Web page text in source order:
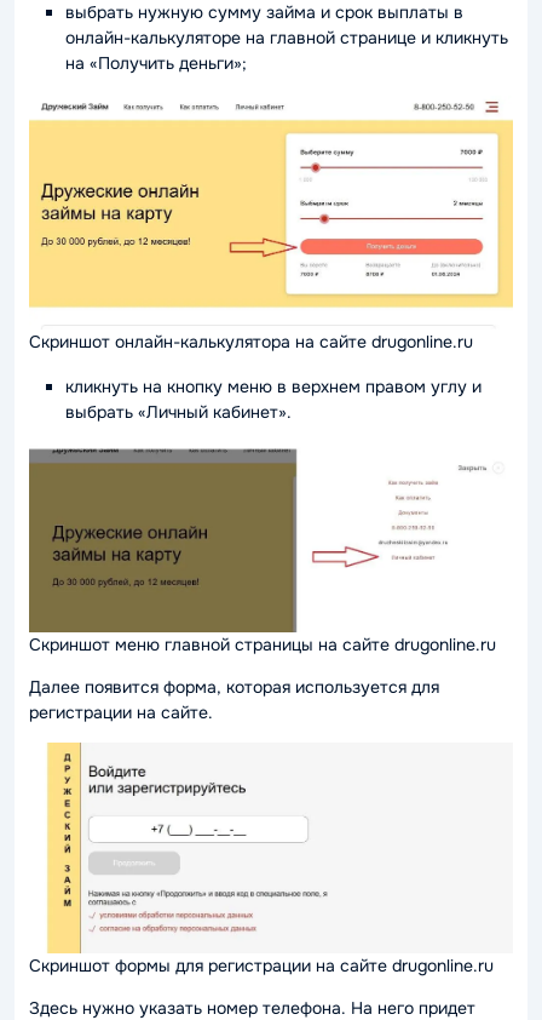
выбрать нужную сумму займа и срок выплаты в
онлайн-калькуляторе на главной странице и кликнуть
на «Получить деньги»;
Скриншот онлайн-калькулятора на сайте drugonline.ru
кликнуть на кнопку меню в верхнем правом углу и
выбрать «Личный кабинет».
Скриншот меню главной страницы на сайте drugonline.ru
Далее появится форма, которая используется для
регистрации на сайте.
Скриншот формы для регистрации на сайте drugonline.ru
Здесь нужно указать номер телефона. На него придет